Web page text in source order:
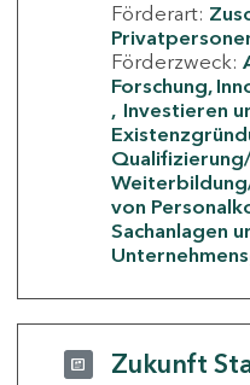
Förderart:
Förderzweck:
Forschung,
Investieren
von
Sachanlagen
Zukunft